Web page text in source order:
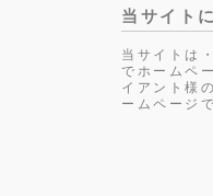
当サイト
当サイトは
でホームペ
イアント様
ームページ